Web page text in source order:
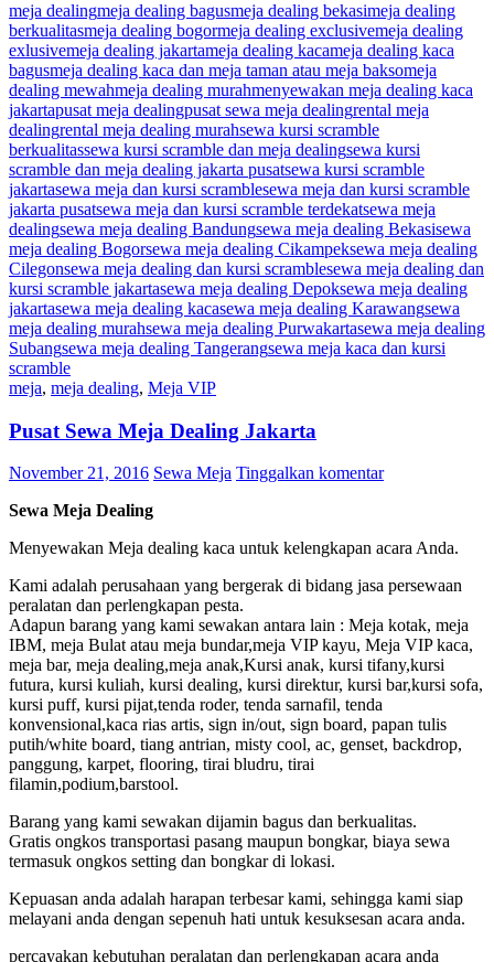
meja dealingmeja dealing bagusmeja dealing bekasimeja dealing
berkualitasmeja dealing bogormeja dealing exclusivemeja dealing
exlusivemeja dealing jakartameja dealing kacameja dealing kaca
bagusmeja dealing kaca dan meja taman atau meja baksomeja
dealing mewahmeja dealing murahmenyewakan meja dealing kaca
jakartapusat meja dealingpusat sewa meja dealingrental meja
dealingrental meja dealing murahsewa kursi scramble
berkualitassewa kursi scramble dan meja dealingsewa kursi
scramble dan meja dealing jakarta pusatsewa kursi scramble
jakartasewa meja dan kursi scramblesewa meja dan kursi scramble
jakarta pusatsewa meja dan kursi scramble terdekatsewa meja
dealingsewa meja dealing Bandungsewa meja dealing Bekasisewa
meja dealing Bogorsewa meja dealing Cikampeksewa meja dealing
Cilegonsewa meja dealing dan kursi scramblesewa meja dealing dan
kursi scramble jakartasewa meja dealing Depoksewa meja dealing
jakartasewa meja dealing kacasewa meja dealing Karawangsewa
meja dealing murahsewa meja dealing Purwakartasewa meja dealing
Subangsewa meja dealing Tangerangsewa meja kaca dan kursi
scramble
meja, meja dealing, Meja VIP
Pusat Sewa Meja Dealing Jakarta
November 21, 2016 Sewa Meja Tinggalkan komentar
Sewa Meja Dealing
Menyewakan Meja dealing kaca untuk kelengkapan acara Anda.
Kami adalah perusahaan yang bergerak di bidang jasa persewaan
peralatan dan perlengkapan pesta.
Adapun barang yang kami sewakan antara lain : Meja kotak, meja
IBM, meja Bulat atau meja bundar,meja VIP kayu, Meja VIP kaca,
meja bar, meja dealing,meja anak,Kursi anak, kursi tifany,kursi
futura, kursi kuliah, kursi dealing, kursi direktur, kursi bar,kursi sofa,
kursi puff, kursi pijat,tenda roder, tenda sarnafil, tenda
konvensional,kaca rias artis, sign in/out, sign board, papan tulis
putih/white board, tiang antrian, misty cool, ac, genset, backdrop,
panggung, karpet, flooring, tirai bludru, tirai
filamin,podium,barstool.
Barang yang kami sewakan dijamin bagus dan berkualitas.
Gratis ongkos transportasi pasang maupun bongkar, biaya sewa
termasuk ongkos setting dan bongkar di lokasi.
Kepuasan anda adalah harapan terbesar kami, sehingga kami siap
melayani anda dengan sepenuh hati untuk kesuksesan acara anda.
percayakan kebutuhan peralatan dan perlengkapan acara anda